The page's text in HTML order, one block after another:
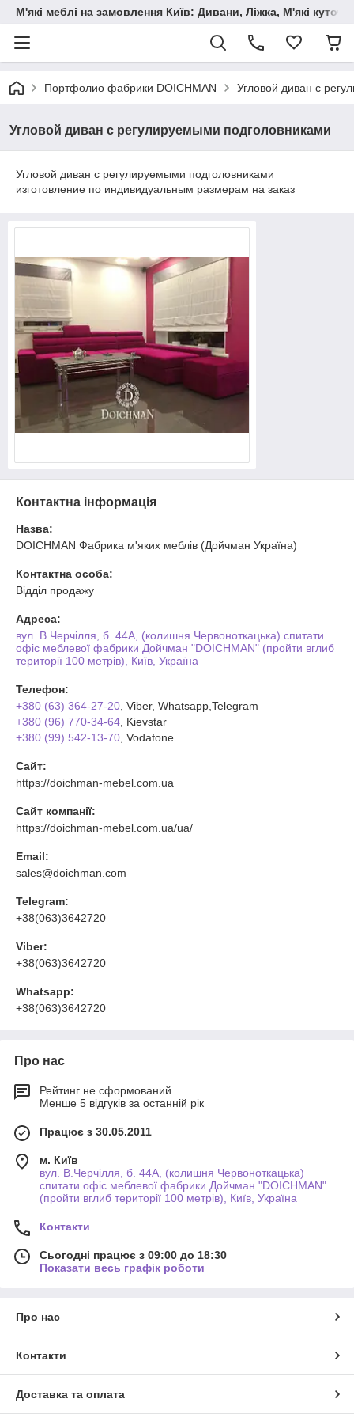
М'які меблі на замовлення Київ: Дивани, Ліжка, М'які
Портфолио фабрики DOICHMAN Угловой диван с
Угловой диван с регулируемыми подголовниками
Угловой диван с регулируемыми подголовниками
изготовление по индивидуальным размерам на заказ
Контактна інформація
Назва:
DOICHMAN Фабрика м'яких меблів (Дойчман Україна)
Контактна особа:
Відділ продажу
Адреса:
вул. В.Черчілля, б. 44А, (колишня Червоноткацька) спитати
офіс меблевої фабрики Дойчман "DOICHMAN" (пройти вглиб
території 100 метрів), Київ, Україна
Телефон:
+380 (63) 364-27-20 , Viber, Whatsapp,Telegram
+380 (96) 770-34-64 , Kievstar
+380 (99) 542-13-70 , Vodafone
Сайт:
https://doichman-mebel.com.ua
Сайт компанії:
https://doichman-mebel.com.ua/ua/
Email:
sales@doichman.com
Telegram:
+38(063)3642720
Viber:
+38(063)3642720
Whatsapp:
+38(063)3642720
Про нас
Рейтинг не сформований
Менше 5 відгуків за останній рік
Працює з 30.05.2011
м. Київ
вул. В.Черчілля, б. 44А, (колишня Червоноткацька)
спитати офіс меблевої фабрики Дойчман "DOICHMAN"
(пройти вглиб території 100 метрів), Київ, Україна
Контакти
Сьогодні працює з 09:00 до 18:30
Показати весь графік роботи
Про нас
Контакти
Доставка та оплата